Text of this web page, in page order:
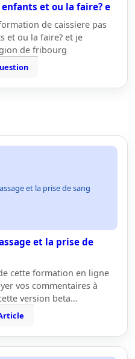
et ou la faire? e
de caissiere pas
et ou la faire? et je
de fribourg
et la prise de sang
et la prise de
cette formation en ligne
vos commentaires à
version beta…